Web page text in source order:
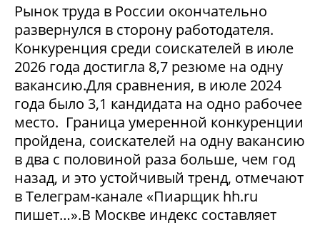
Рынок труда в России окончательно
развернулся в сторону работодателя.
Конкуренция среди соискателей в июле
2026 года достигла 8,7 резюме на одну
вакансию.Для сравнения, в июле 2024
года было 3,1 кандидата на одно рабочее
место. Граница умеренной конкуренции
пройдена, соискателей на одну вакансию
в два с половиной раза больше, чем год
назад, и это устойчивый тренд, отмечают
в Телеграм-канале «Пиарщик hh.ru
пишет…».В Москве индекс составляет